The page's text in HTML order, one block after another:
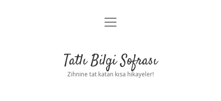
Anasayfa
Yasal Uyarı
menüyü
Tatlı Bilgi Sofrası
Zihnine tat katan kısa hikayeler!